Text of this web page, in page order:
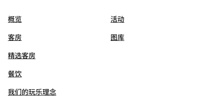
概览
客房
精选客房
餐饮
我们的玩乐理念
活动
图库